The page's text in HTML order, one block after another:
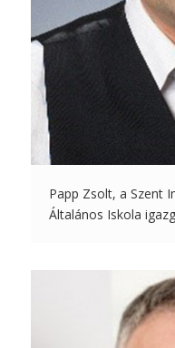
Papp Zsolt, a Szent
Általános Iskola